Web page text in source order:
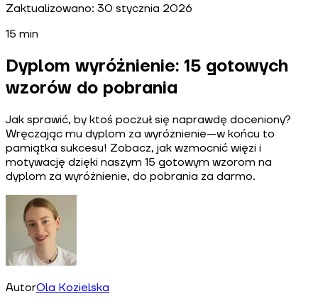
Zaktualizowano: 30 stycznia 2026
15 min
Dyplom wyróżnienie: 15 gotowych
wzorów do pobrania
Jak sprawić, by ktoś poczuł się naprawdę doceniony?
Wręczając mu dyplom za wyróżnienie—w końcu to
pamiątka sukcesu! Zobacz, jak wzmocnić więzi i
motywację dzięki naszym 15 gotowym wzorom na
dyplom za wyróżnienie, do pobrania za darmo.
AutorOla Kozielska